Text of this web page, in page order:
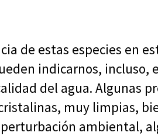
de estas especies en
indicarnos, incluso,
del agua. Algunas
muy limpias,
ambiental,